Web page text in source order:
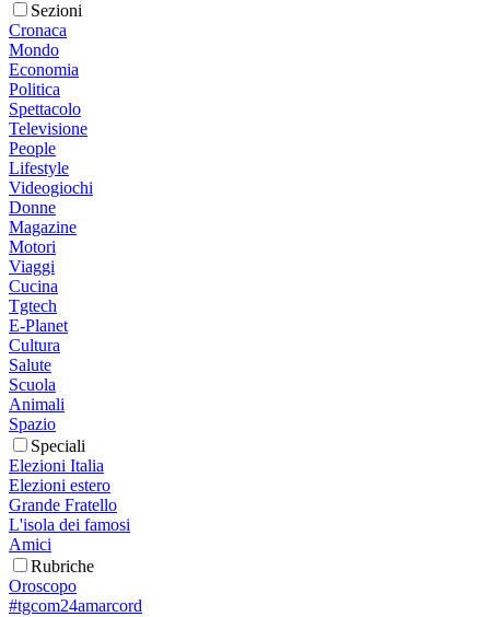
Sezioni
Cronaca
Mondo
Economia
Politica
Spettacolo
Televisione
People
Lifestyle
Videogiochi
Donne
Magazine
Motori
Viaggi
Cucina
Tgtech
E-Planet
Cultura
Salute
Scuola
Animali
Spazio
Speciali
Elezioni Italia
Elezioni estero
Grande Fratello
L'isola dei famosi
Amici
Rubriche
Oroscopo
#tgcom24amarcord